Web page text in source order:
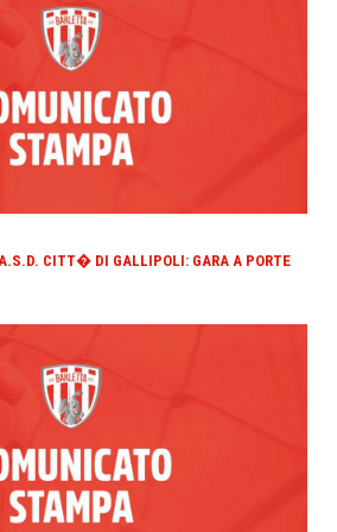
CITT� DI GALLIPOLI: GARA A PORTE